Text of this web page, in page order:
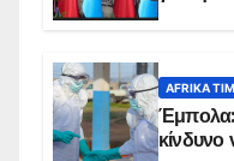
AFRIKA
Έμπολα:
κίνδυνο